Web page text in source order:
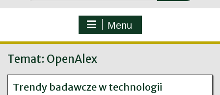
Menu
Temat: OpenAlex
Trendy badawcze w technologii